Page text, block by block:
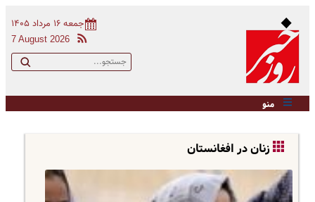
جمعه ۱۶ مرداد ۱۴۰۵
7 August 2026
منو
زنان در افغانستان